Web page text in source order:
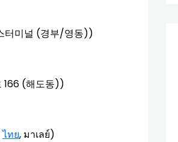
터미널 (경부/영동))
(해도동))
ไทย, มาเลย์)